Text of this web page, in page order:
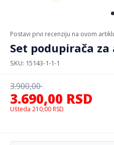
Postavi prvi recenziju na ovom
Set podupirača za
SKU 15143-1-1-1
3.690,00 RSD
3.900,00
Ušteda 210,00 RSD